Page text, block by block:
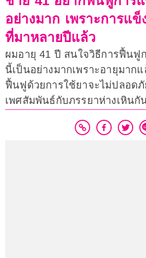
อย่างมาก เพราะการแข็
ที่มาหลายปีแล้ว
ผมอายุ 41 ปี สนใจวิธีการฟื้นฟู
นี้เป็นอย่างมากเพราะอายุมาก
ฟื้นฟูด้วยการใช้ยาจะไม่ปลอด
เพศสัมพันธ์กับภรรยาห่างเหินกั